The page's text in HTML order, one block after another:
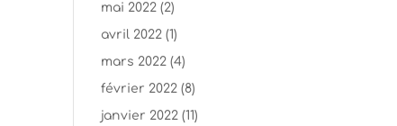
mai 2022 (2)
avril 2022 (1)
mars 2022 (4)
février 2022 (8)
janvier 2022 (11)